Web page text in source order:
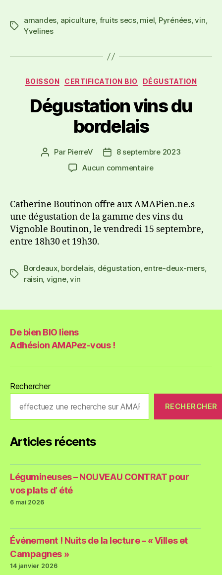
amandes apiculture fruits secs, miel Pyrénées,vin
Yvelines
BOISSON CERTIFICATION BIO DÉGUSTATION
Dégustation vins du
bordelais
Par PierreV
8 septembre 2023
Aucun commentaire
Catherine Boutinon offre aux AMAPien.ne.s
une dégustation de la gamme des vins du
Vignoble Boutinon, le vendredi 15 septembre,
entre 18h30 et 19h30.
Bordeaux, bordelais, dégustation, entre-deux-mers,
raisin, vigne,vin
De bien BIO liens
Adhésion AMAPez-vous !
Rechercher
RECHERCHER
Articles récents
Légumineuses – NOUVEAU CONTRAT pour
vos plats d’ été
6 mai 2026
Événement ! Nuits de la lecture – « Villes et
Campagnes »
14 janvier 2026